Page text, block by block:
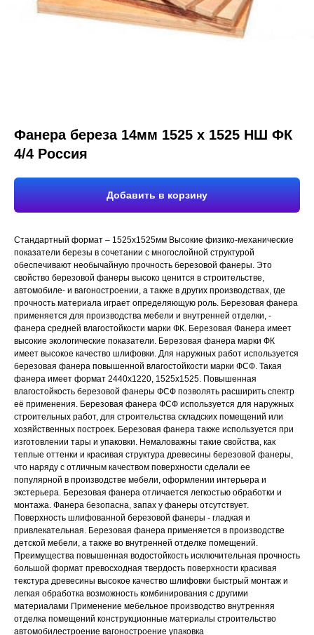
Фанера береза 14мм 1525 х 1525 НШ ФК
4/4 Россия
Добавить в корзину
Стандартный формат – 1525х1525мм Высокие физико-механические
показатели березы в сочетании с многослойной структурой
обеспечивают необычайную прочность березовой фанеры. Это
свойство березовой фанеры высоко ценится в строительстве,
автомобиле- и вагоностроении, а также в других производствах, где
прочность материала играет определяющую роль. Березовая фанера
применяется для производства мебели и внутренней отделки, -
фанера средней влагостойкости марки ФК. Березовая Фанера имеет
высокие экологические показатели. Березовая фанера марки ФК
имеет высокое качество шлифовки. Для наружных работ используется
березовая фанера повышенной влагостойкости марки ФСФ. Такая
фанера имеет формат 2440х1220, 1525х1525. Повышенная
влагостойкость березовой фанеры ФСФ позволять расширить спектр
её применения. Березовая фанера ФСФ используется для наружных
строительных работ, для строительства складских помещений или
хозяйственных построек. Березовая фанера также используется при
изготовлении тары и упаковки. Немаловажны такие свойства, как
теплые оттенки и красивая структура древесины березовой фанеры,
что наряду с отличным качеством поверхности сделали ее
популярной в производстве мебели, оформлении интерьера и
экстерьера. Березовая фанера отличается легкостью обработки и
монтажа. Фанера безопасна, запах у фанеры отсутствует.
Поверхность шлифованной березовой фанеры - гладкая и
привлекательная. Березовая фанера применяется в производстве
детской мебели, а также во внутренней отделке помещений.
Преимущества повышенная водостойкость исключительная прочность
большой формат превосходная твердость поверхности красивая
текстура древесины высокое качество шлифовки быстрый монтаж и
легкая обработка возможность комбинирования с другими
материалами Применение мебельное производство внутренняя
отделка помещений конструкционные материалы строительство
автомобилестроение вагоностроение упаковка